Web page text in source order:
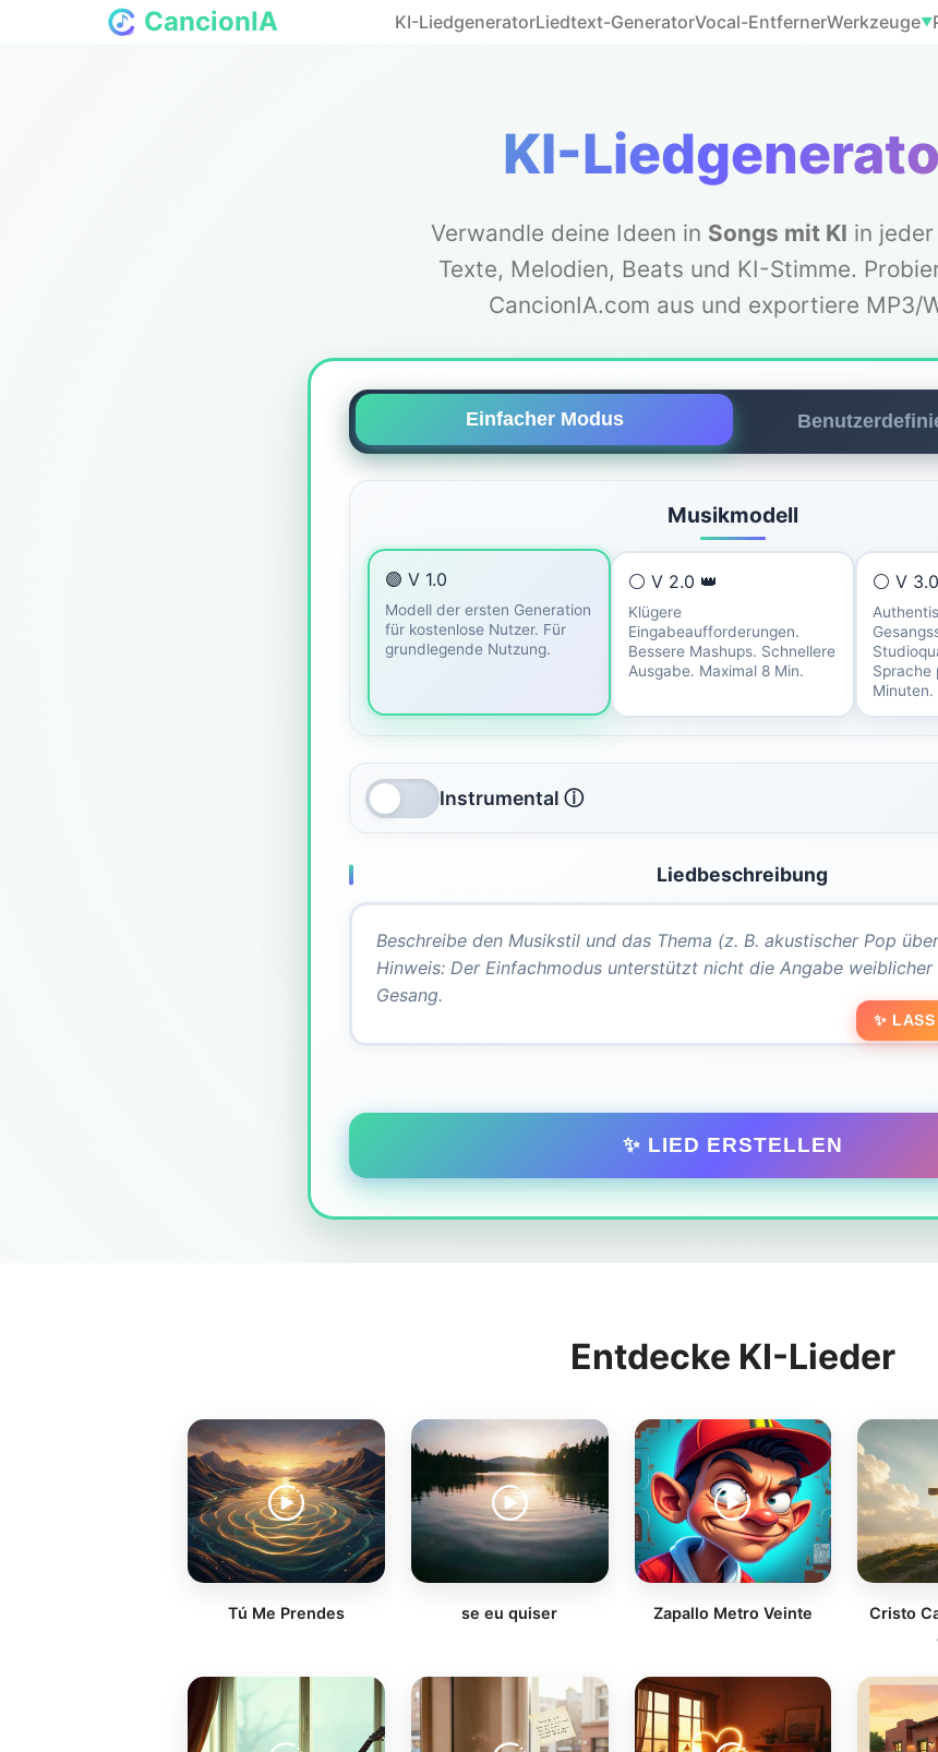
CancionIA KI-LiedgeneratorLiedtext-GeneratorVocal-EntfernerWerkzeuge▼
KI-
Verwandle deine Ideen in Songs mit KI in
Texte, Melodien, Beats und KI-Stimme.
CancionIA.com aus und exportiere MP3/
Einfacher Modus
Musikmodell
🟣 V 1.0
Modell der ersten Generation
für kostenlose Nutzer. Für
grundlegende Nutzung.
⚪ V 2.0 👑
Klügere
Eingabeaufforderungen.
Bessere Mashups. Schnellere
Ausgabe. Maximal 8 Min.
⚪ V
Sprache
Minuten.
Instrumental ⓘ
Liedbeschreibung
✨
✨ LIED ERSTELLEN
Entdecke KI-Lieder
Tú Me Prendes se eu quiser Zapallo Metro Veinte
Cristo